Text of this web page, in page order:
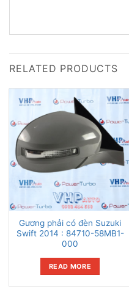
RELATED PRODUCTS
Gương phải có đèn Suzuki
Swift 2014 : 84710-58MB1-
000
READ MORE